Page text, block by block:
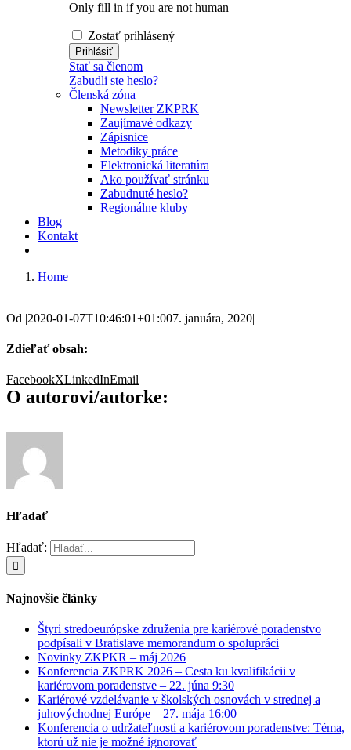
Only fill in if you are not human
Zostať prihlásený
Stať sa členom
Zabudli ste heslo?
Členská zóna
Newsletter ZKPRK
Zaujímavé odkazy
Zápisnice
Metodiky práce
Elektronická literatúra
Ako používať stránku
Zabudnuté heslo?
Regionálne kluby
Blog
Kontakt
Home
Od |2020-01-07T10:46:01+01:007. januára, 2020|
Zdieľať obsah:
FacebookXLinkedInEmail
O autorovi/autorke:
Hľadať
Hľadať:
Najnovšie články
Štyri stredoeurópske združenia pre kariérové poradenstvo
podpísali v Bratislave memorandum o spolupráci
Novinky ZKPKR – máj 2026
Konferencia ZKPRK 2026 – Cesta ku kvalifikácii v
kariérovom poradenstve – 22. júna 9:30
Kariérové vzdelávanie v školských osnovách v strednej a
juhovýchodnej Európe – 27. mája 16:00
Konferencia o udržateľnosti a kariérovom poradenstve: Téma,
ktorú už nie je možné ignorovať